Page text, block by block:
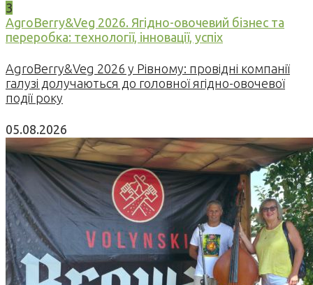
3
AgroBerry&Veg 2026. Ягідно-овочевий бізнес та
переробка: технології, інновації, успіх
AgroBerry&Veg 2026 у Рівному: провідні компанії
галузі долучаються до головної ягідно-овочевої
події року
05.08.2026